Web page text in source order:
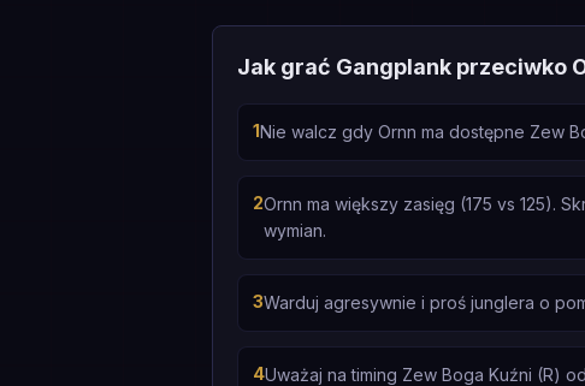
Jak grać Gangplank przeciwko
1Nie walcz gdy Ornn ma dostępne Zew
2Ornn ma większy zasięg (175 vs 125).
wymian.
3Warduj agresywnie i proś junglera o
4Uważaj na timing Zew Boga Kuźni (R)